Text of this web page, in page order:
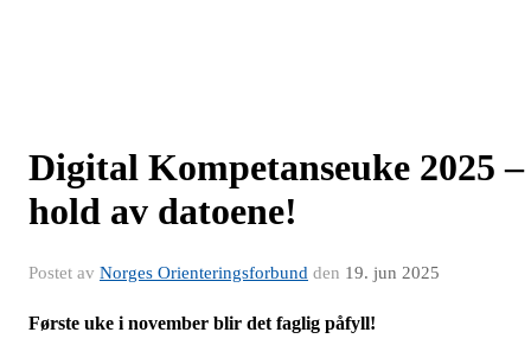
Digital Kompetanseuke 2025 –
hold av datoene!
Postet av Norges Orienteringsforbund den 19. jun 2025
Første uke i november blir det faglig påfyll!